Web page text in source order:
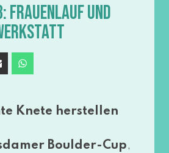
UND
Knete her­stel­len
Boulder-Cup,